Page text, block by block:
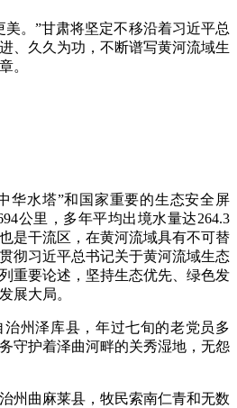
。”甘肃将坚定不移沿着习近平总
、久久为功，不断谱写黄河流域生
。
水塔”和国家重要的生态安全屏
公里，多年平均出境水量达264.3
是干流区，在黄河流域具有不可替
彻习近平总书记关于黄河流域生态
重要论述，坚持生态优先、绿色发
展大局。
州泽库县，年过七旬的老党员多
守护着泽曲河畔的关秀湿地，无怨
曲麻莱县，牧民索南仁青和无数